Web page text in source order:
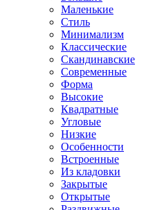
Маленькие
Стиль
Минимализм
Классические
Скандинавские
Современные
Форма
Высокие
Квадратные
Угловые
Низкие
Особенности
Встроенные
Из кладовки
Закрытые
Открытые